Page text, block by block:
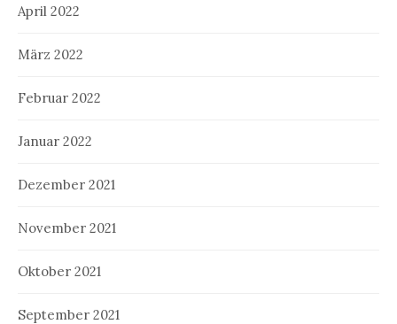
April 2022
März 2022
Februar 2022
Januar 2022
Dezember 2021
November 2021
Oktober 2021
September 2021